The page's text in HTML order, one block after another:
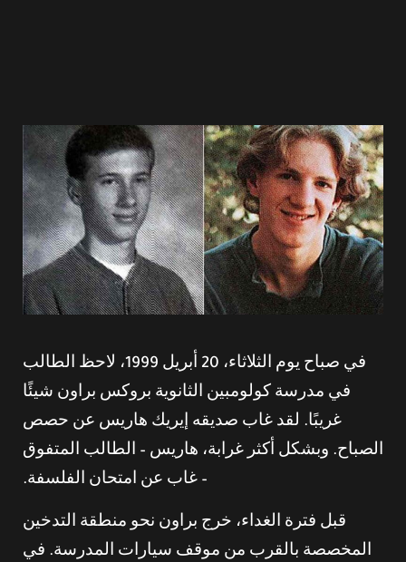
في صباح يوم الثلاثاء، 20 أبريل 1999، لاحظ الطالب
في مدرسة كولومبين الثانوية بروكس براون شيئًا
غريبًا. لقد غاب صديقه إيريك هاريس عن حصص
الصباح. وبشكل أكثر غرابة، هاريس – الطالب المتفوق
– غاب عن امتحان الفلسفة.
قبل فترة الغداء، خرج براون نحو منطقة التدخين
المخصصة بالقرب من موقف سيارات المدرسة. في